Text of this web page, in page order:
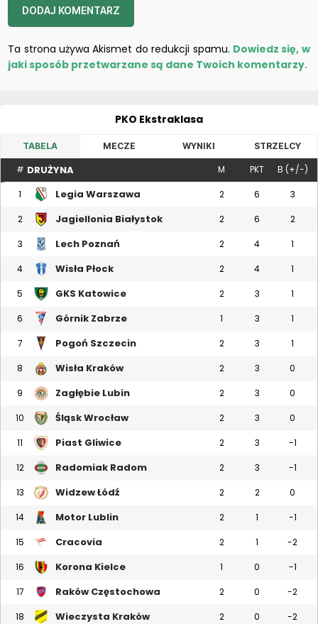
Ta strona używa Akismet do redukcji spamu. Dowiedz się, w
jaki sposób przetwarzane są dane Twoich komentarzy.
PKO Ekstraklasa
TABELA MECZE WYNIKI STRZELCY
# DRUŻYNA M PKT B (+/-)
1 Legia Warszawa 2 6 3
2 Jagiellonia Białystok 2 6 2
3 Lech Poznań 2 4 1
4 Wisła Płock 2 4 1
5 GKS Katowice 2 3 1
6 Górnik Zabrze 1 3 1
7 Pogoń Szczecin 2 3 1
8 Wisła Kraków 2 3 0
9 Zagłębie Lubin 2 3 0
10 Śląsk Wrocław 2 3 0
11 Piast Gliwice 2 3 -1
12 Radomiak Radom 2 3 -1
13 Widzew Łódź 2 2 0
14 Motor Lublin 2 1 -1
15 Cracovia 2 1 -2
16 Korona Kielce 1 0 -1
17 Raków Częstochowa 2 0 -2
18 Wieczysta Kraków 2 0 -2